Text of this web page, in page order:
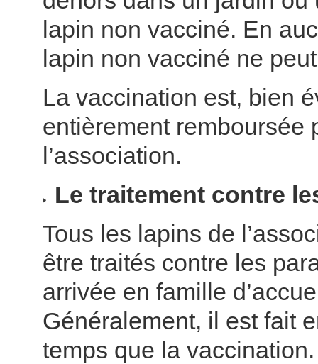
lapin non vacciné. En
lapin non vacciné ne
La vaccination est, bien
entièrement remboursée
l’association.
Le traitement contre
Tous les lapins de
être traités contre les
arrivée en famille
Généralement, il est fait
temps que la vaccination.